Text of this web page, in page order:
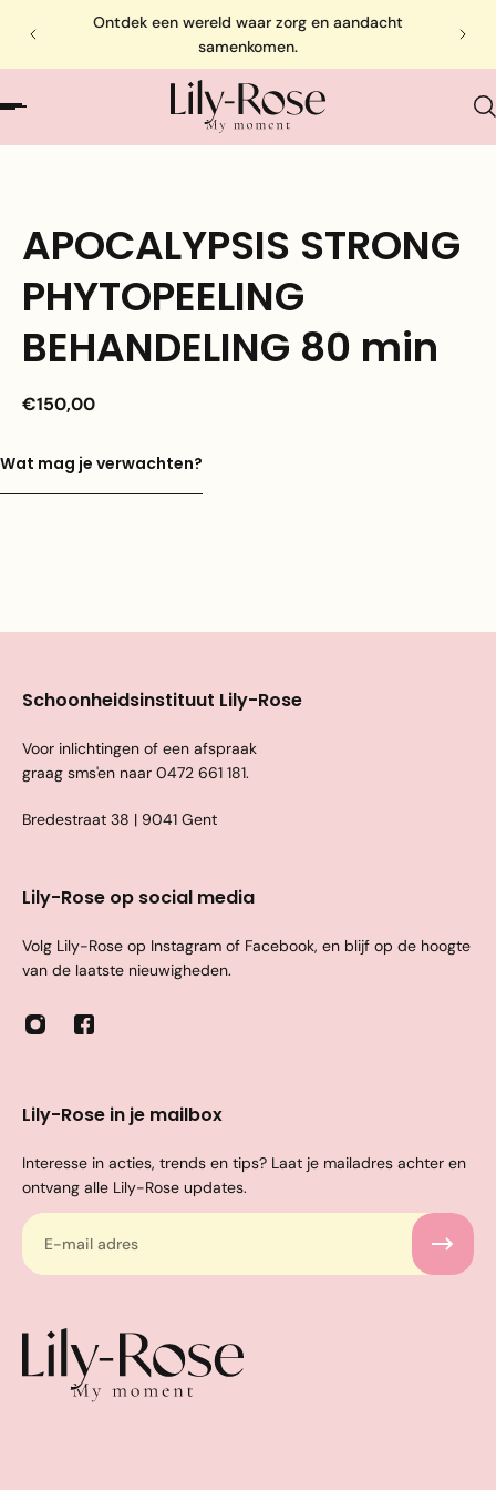
Ontdek een wereld waar zorg en aandacht
samenkomen.
APOCALYPSIS STRONG
PHYTOPEELING
BEHANDELING 80 min
€150,00
Wat mag je verwachten?
Schoonheidsinstituut Lily-Rose
Voor inlichtingen of een afspraak
graag sms'en naar 0472 661 181.
Bredestraat 38 | 9041 Gent
Lily-Rose op social media
Volg Lily-Rose op Instagram of Facebook, en blijf op de hoogte
van de laatste nieuwigheden.
Lily-Rose in je mailbox
Interesse in acties, trends en tips? Laat je mailadres achter en
ontvang alle Lily-Rose updates.